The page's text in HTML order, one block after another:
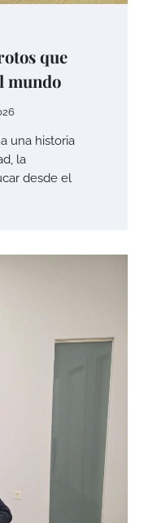
que
mundo
una historia
la
desde el